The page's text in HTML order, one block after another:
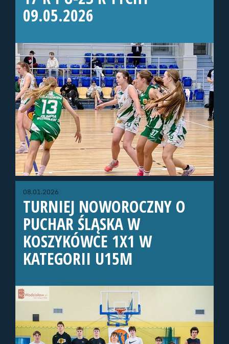
09.05.2026
08.01.2026
TURNIEJ NOWOROCZNY O
PUCHAR ŚLĄSKA W
KOSZYKÓWCE 1X1 W
KATEGORII U15M